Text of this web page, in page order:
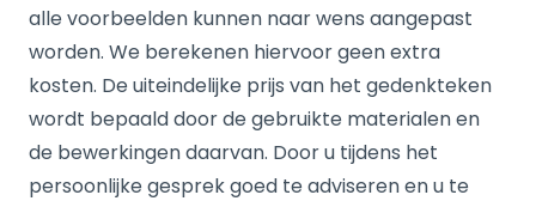
alle voorbeelden kunnen naar wens aangepast
worden. We berekenen hiervoor geen extra
kosten. De uiteindelijke prijs van het gedenkteken
wordt bepaald door de gebruikte materialen en
de bewerkingen daarvan. Door u tijdens het
persoonlijke gesprek goed te adviseren en u te